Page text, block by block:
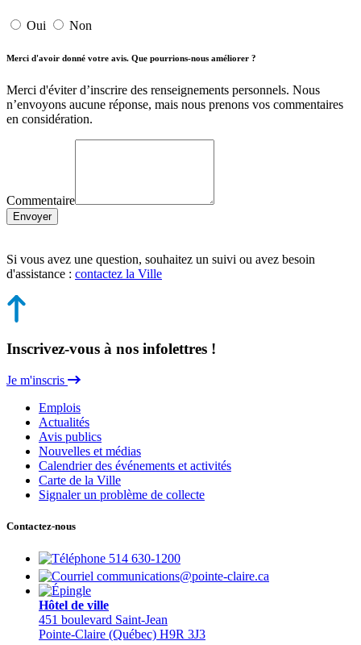
Oui Non
Merci d'avoir donné votre avis. Que pourrions-nous améliorer ?
Merci d'éviter d’inscrire des renseignements personnels. Nous
n’envoyons aucune réponse, mais nous prenons vos commentaires
en considération.
Commentaire
Envoyer
Si vous avez une question, souhaitez un suivi ou avez besoin
d'assistance : contactez la Ville
Inscrivez-vous à nos infolettres !
Je m'inscris
Emplois
Actualités
Avis publics
Nouvelles et médias
Calendrier des événements et activités
Carte de la Ville
Signaler un problème de collecte
Contactez-nous
514 630-1200
communications@pointe-claire.ca
Hôtel de ville
451 boulevard Saint-Jean
Pointe-Claire (Québec) H9R 3J3